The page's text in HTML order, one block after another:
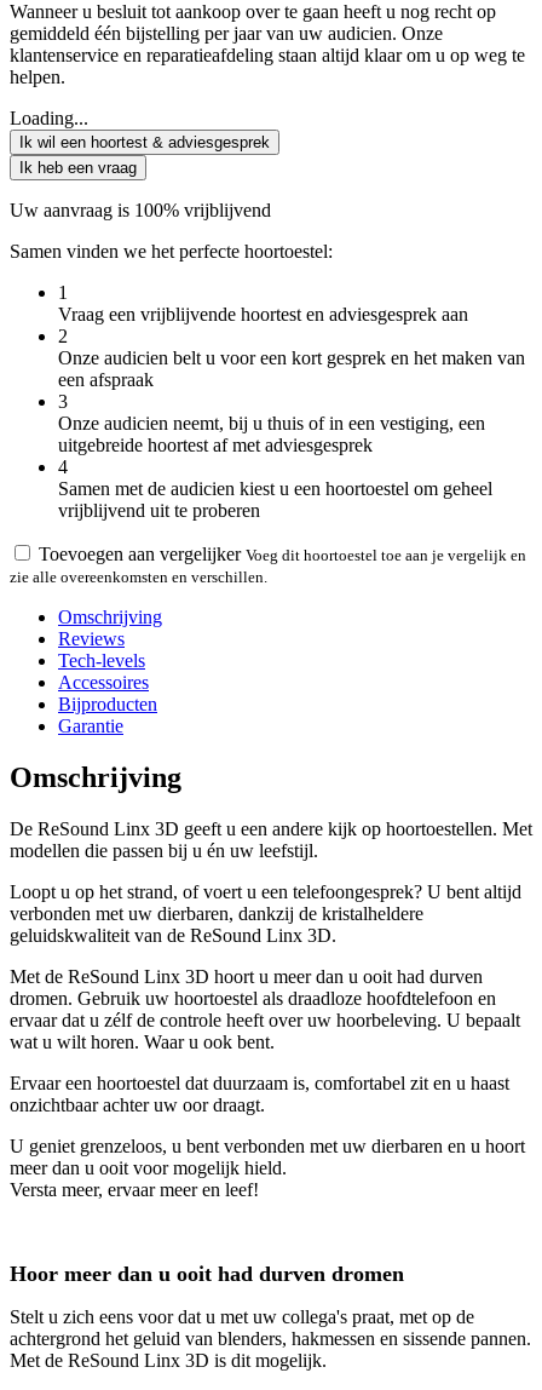
Wanneer u besluit tot aankoop over te gaan heeft u nog recht op
gemiddeld één bijstelling per jaar van uw audicien. Onze
klantenservice en reparatieafdeling staan altijd klaar om u op weg te
helpen.
Loading...
Ik wil een hoortest & adviesgesprek
Ik heb een vraag
Uw aanvraag is 100% vrijblijvend
Samen vinden we het perfecte hoortoestel:
1
Vraag een vrijblijvende hoortest en adviesgesprek aan
2
Onze audicien belt u voor een kort gesprek en het maken van
een afspraak
3
Onze audicien neemt, bij u thuis of in een vestiging, een
uitgebreide hoortest af met adviesgesprek
4
Samen met de audicien kiest u een hoortoestel om geheel
vrijblijvend uit te proberen
Toevoegen aan vergelijker Voeg dit hoortoestel toe aan je vergelijk en
zie alle overeenkomsten en verschillen.
Omschrijving
Reviews
Tech-levels
Accessoires
Bijproducten
Garantie
Omschrijving
De ReSound Linx 3D geeft u een andere kijk op hoortoestellen. Met
modellen die passen bij u én uw leefstijl.
Loopt u op het strand, of voert u een telefoongesprek? U bent altijd
verbonden met uw dierbaren, dankzij de kristalheldere
geluidskwaliteit van de ReSound Linx 3D.
Met de ReSound Linx 3D hoort u meer dan u ooit had durven
dromen. Gebruik uw hoortoestel als draadloze hoofdtelefoon en
ervaar dat u zélf de controle heeft over uw hoorbeleving. U bepaalt
wat u wilt horen. Waar u ook bent.
Ervaar een hoortoestel dat duurzaam is, comfortabel zit en u haast
onzichtbaar achter uw oor draagt.
U geniet grenzeloos, u bent verbonden met uw dierbaren en u hoort
meer dan u ooit voor mogelijk hield.
Versta meer, ervaar meer en leef!
Hoor meer dan u ooit had durven dromen
Stelt u zich eens voor dat u met uw collega's praat, met op de
achtergrond het geluid van blenders, hakmessen en sissende pannen.
Met de ReSound Linx 3D is dit mogelijk.